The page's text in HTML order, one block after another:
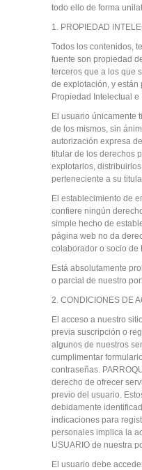
todo ello de forma
1. PROPIEDAD
Todos los contenidos,
fuente son propiedad
terceros que a los que
de explotación, y están
Propiedad Intelectual e
El usuario únicamente
de los mismos, sin
autorización expresa
titular de los derechos
explotarlos,
perteneciente a su
El establecimiento de
confiere ningún
simple hecho de
página web no da
colaborador o socio de
Está absolutamente
o parcial de nuestro
2. CONDICIONES DE
El acceso a nuestro
previa suscripción o
algunos de nuestros
cumplimentar
contraseñas.
derecho de ofrecer
previo del usuario.
debidamente
indicaciones para
personales implica la
USUARIO de nuestra
El usuario debe